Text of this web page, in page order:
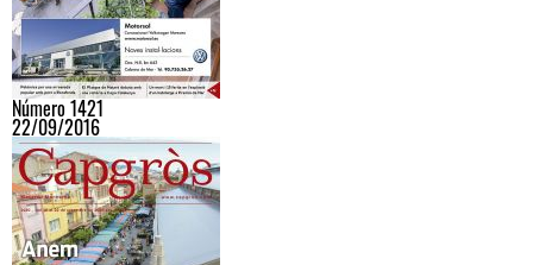
Número 1421
22/09/2016